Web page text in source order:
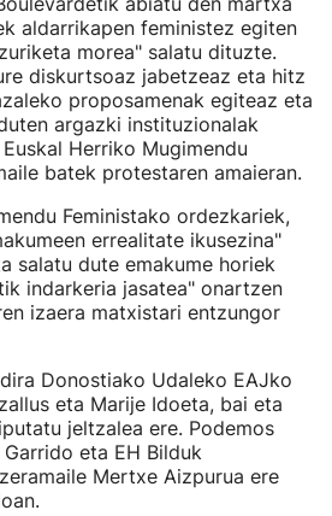
aldarrikapen feministez egiten
morea" salatu dituzte.
diskurtsoaz jabetzeaz eta hitz
proposamenak egiteaz eta
argazki instituzionalak
Herriko Mugimendu
batek protestaren amaieran.
Feministako ordezkariek,
errealitate ikusezina"
salatu dute emakume horiek
indarkeria jasatea" onartzen
izaera matxistari entzungor
Donostiako Udaleko EAJko
eta Marije Idoeta, bai eta
jeltzalea ere. Podemos
eta EH Bilduk
Mertxe Aizpurua ere